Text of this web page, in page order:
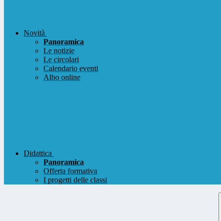
Novità
Panoramica
Le notizie
Le circolari
Calendario eventi
Albo online
Didattica
Panoramica
Offerta formativa
I progetti delle classi